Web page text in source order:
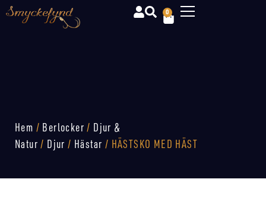
0
Hem / Berlocker / Djur &
Natur / Djur / Hästar / HÄSTSKO MED HÄST